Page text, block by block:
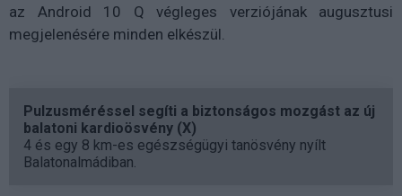
az Android 10 Q végleges verziójának augusztusi
megjelenésére minden elkészül.
Pulzusméréssel segíti a biztonságos mozgást az új
balatoni kardioösvény (X)
4 és egy 8 km-es egészségügyi tanösvény nyílt
Balatonalmádiban.